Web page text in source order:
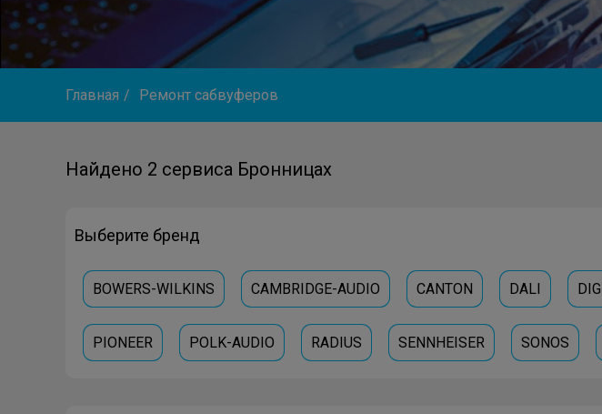
Главная / Ремонт сабвуферов
Найдено 2 сервиса Бронницах
Выберите бренд
BOWERS-WILKINS CAMBRIDGE-AUDIO CANTON DALI
PIONEER POLK-AUDIO RADIUS SENNHEISER SONOS